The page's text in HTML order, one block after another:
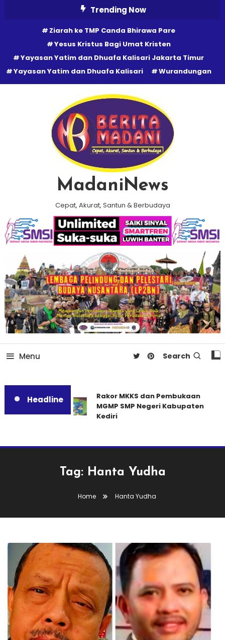
Trending Now
Ziarah ke TMP Canda Bhirawa Pare
Yesus Kristus Bagi Umat Kristen
Yayasan Yatim dan Dhuafa Kalisari Jakarta Timur
Yayasan Yatim dan Dhuafa Kalisari
Wurandungan
MadaniNews
Cepat, Akurat, Santun & Berbudaya
Menu Search
Headline
Rakor MKKS dan Pembukaan
MGMP SMP Negeri Kabupaten
Kediri
Tag: Hanta Yudha
Home Hanta Yudha